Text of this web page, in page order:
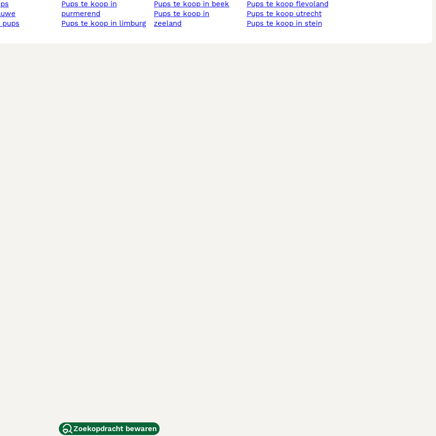
pups
pups te koop in
purmerend
pups te koop in limburg
pups te koop in beek
pups te koop in
zeeland
pups te koop flevoland
pups te koop utrecht
pups te koop in stein
Zoekopdracht bewaren